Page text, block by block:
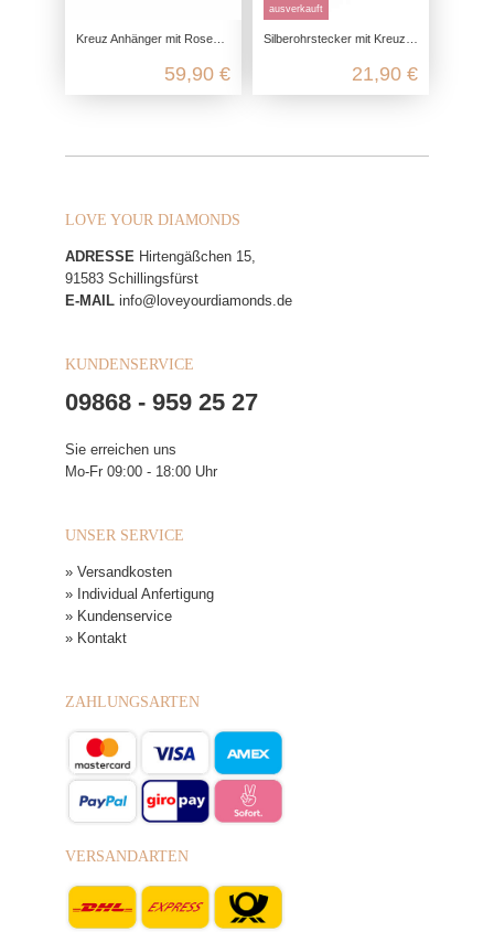
Kreuz Anhänger mit Rosenranke aus 925 Sterling Silber
59,90 €
ausverkauft
Silberohrstecker mit Kreuz aus 925 Sterling Silber
21,90 €
LOVE YOUR DIAMONDS
ADRESSE Hirtengäßchen 15,
91583 Schillingsfürst
E-MAIL info@loveyourdiamonds.de
KUNDENSERVICE
09868 - 959 25 27
Sie erreichen uns
Mo-Fr 09:00 - 18:00 Uhr
UNSER SERVICE
» Versandkosten
» Individual Anfertigung
» Kundenservice
» Kontakt
ZAHLUNGSARTEN
VERSANDARTEN